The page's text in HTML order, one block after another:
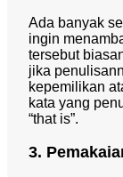
Ada banyak
ingin
tersebut
jika
kepemilikan
kata yang
“that is”.
3.